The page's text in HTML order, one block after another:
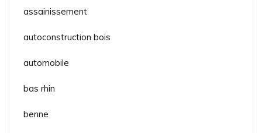
assainissement
autoconstruction bois
automobile
bas rhin
benne